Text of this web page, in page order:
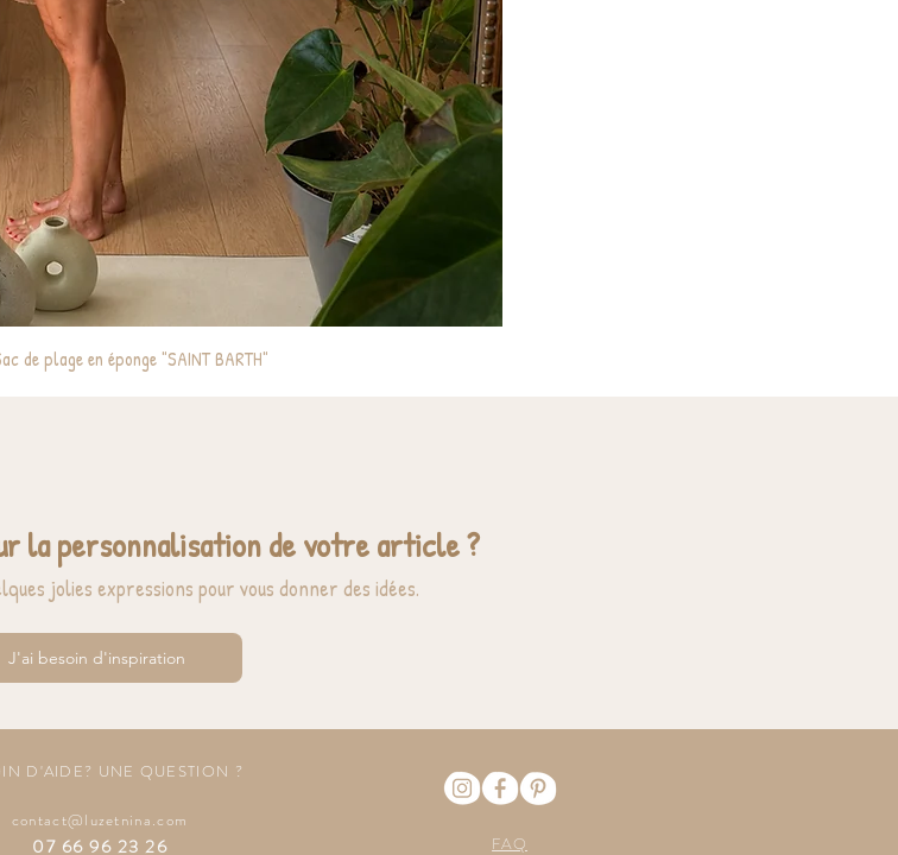
de plage en éponge "SAINT BARTH"
la personnalisation de votre article ?
jolies expressions pour vous donner des idées.
J'ai besoin d'inspiration
D'AIDE? UNE QUESTION ?
contact@luzetnina.com
07 66 96 23 26 FAQ